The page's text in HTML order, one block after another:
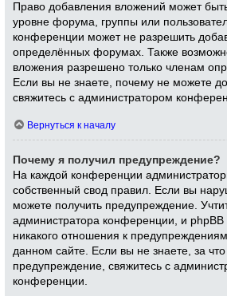
Право добавления вложений может
уровне форума, группы или
конференции может не разрешить
определённых форумах. Также
вложения разрешено только членам
Если вы не знаете, почему не можете
свяжитесь с администратором
Вернуться к началу
Почему я получил предупреждение?
На каждой конференции
собственный свод правил. Если вы
можете получить предупреждение.
администратора конференции, и
никакого отношения к
данном сайте. Если вы не знаете, за
предупреждение, свяжитесь с
конференции.